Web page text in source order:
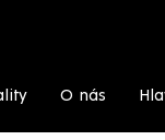
O nás